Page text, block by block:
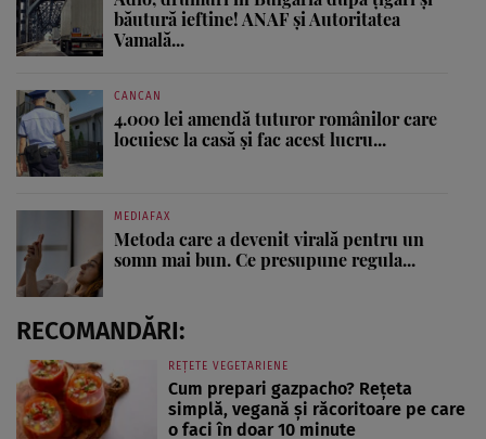
băutură ieftine! ANAF și Autoritatea
Vamală...
CANCAN
4.000 lei amendă tuturor românilor care
locuiesc la casă și fac acest lucru...
MEDIAFAX
Metoda care a devenit virală pentru un
somn mai bun. Ce presupune regula...
RECOMANDĂRI:
REȚETE VEGETARIENE
Cum prepari gazpacho? Rețeta
simplă, vegană și răcoritoare pe care
o faci în doar 10 minute